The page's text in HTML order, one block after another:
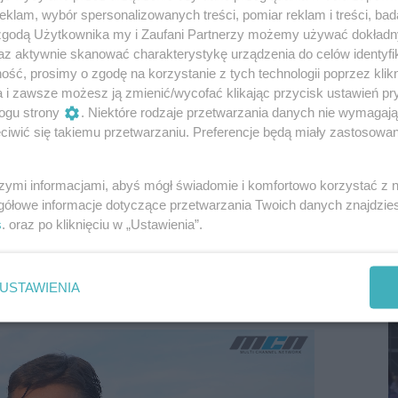
dostosowuje się do Twojego stylu życia – bez
czy szukasz komfortu podczas wakacyjnych
na najwyższym
Navigation plus czysystem nagłośnienia
atmosferę.Audi A6 Avantto również
– od aktywnego asystenta pasa ruchu,
przed kolizją. To samochód, który nie
realnie wpływa na Twoje
wybór spersonalizowanych treści, pomiar reklam i treści,
Użytkownika my i Zaufani Partnerzy możemy używać
aktywnie skanować charakterystykę urządzenia do celów
prosimy o zgodę na korzystanie z tych technologii poprzez
i zawsze możesz ją zmienić/wycofać klikając przycisk ustawień
strony
. Niektóre rodzaje przetwarzania danych nie
się takiemu przetwarzaniu. Preferencje będą miały
informacjami, abyś mógł świadomie i komfortowo korzystać z
informacje dotyczące przetwarzania Twoich danych
. oraz po kliknięciu w „Ustawienia”.
USTAWIENIA